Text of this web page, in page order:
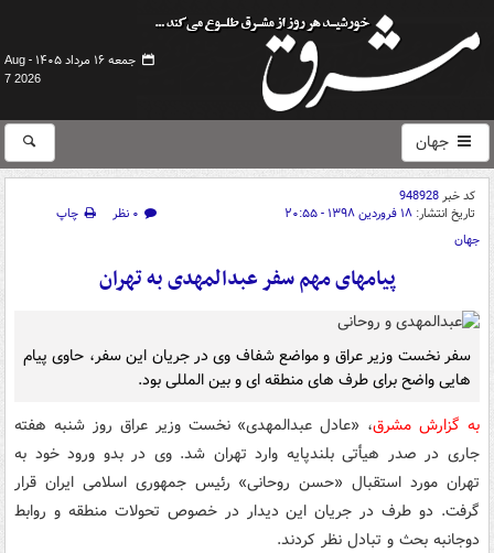
جمعه ۱۶ مرداد ۱۴۰۵ -
Aug
7 2026
جهان
کد خبر948928
تاریخ انتشار: ۱۸ فروردین ۱۳۹۸ - ۲۰:۵۵ ۰ نظر
چاپ
جهان
پیامهای مهم سفر عبدالمهدی به تهران
سفر نخست وزیر عراق و مواضع شفاف وی در جریان این سفر، حاوی پیام
هایی واضح برای طرف های منطقه ای و بین المللی بود.
به گزارش مشرق، «عادل عبدالمهدی» نخست وزیر عراق روز شنبه هفته
جاری در صدر هیأتی بلندپایه وارد تهران شد. وی در بدو ورود خود به
تهران مورد استقبال «حسن روحانی» رئیس جمهوری اسلامی ایران قرار
گرفت. دو طرف در جریان این دیدار در خصوص تحولات منطقه و روابط
دوجانبه بحث و تبادل نظر کردند.